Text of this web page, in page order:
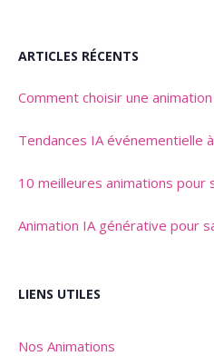
ARTICLES RÉCENTS
Comment choisir une
Tendances IA événementielle
10 meilleures animations pour
Animation IA générative pour
LIENS UTILES
Nos Animations